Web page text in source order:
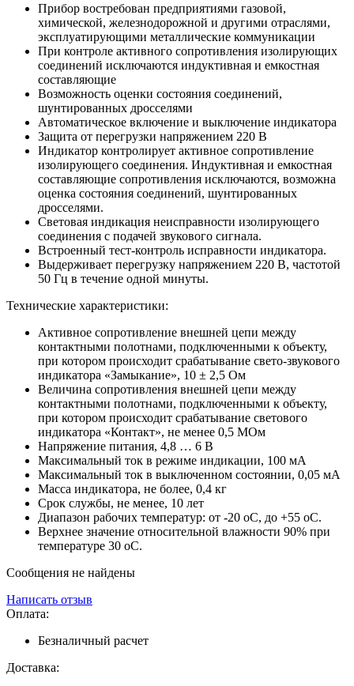
Прибор востребован предприятиями газовой,
химической, железнодорожной и другими отраслями,
эксплуатирующими металлические коммуникации
При контроле активного сопротивления изолирующих
соединений исключаются индуктивная и емкостная
составляющие
Возможность оценки состояния соединений,
шунтированных дросселями
Автоматическое включение и выключение индикатора
Защита от перегрузки напряжением 220 В
Индикатор контролирует активное сопротивление
изолирующего соединения. Индуктивная и емкостная
составляющие сопротивления исключаются, возможна
оценка состояния соединений, шунтированных
дросселями.
Световая индикация неисправности изолирующего
соединения с подачей звукового сигнала.
Встроенный тест-контроль исправности индикатора.
Выдерживает перегрузку напряжением 220 В, частотой
50 Гц в течение одной минуты.
Технические характеристики:
Активное сопротивление внешней цепи между
контактными полотнами, подключенными к объекту,
при котором происходит срабатывание свето-звукового
индикатора «Замыкание», 10 ± 2,5 Ом
Величина сопротивления внешней цепи между
контактными полотнами, подключенными к объекту,
при котором происходит срабатывание светового
индикатора «Контакт», не менее 0,5 МОм
Напряжение питания, 4,8 … 6 В
Максимальный ток в режиме индикации, 100 мА
Максимальный ток в выключенном состоянии, 0,05 мА
Масса индикатора, не более, 0,4 кг
Срок службы, не менее, 10 лет
Диапазон рабочих температур: от -20 оС, до +55 оС.
Верхнее значение относительной влажности 90% при
температуре 30 оС.
Сообщения не найдены
Написать отзыв
Оплата:
Безналичный расчет
Доставка: